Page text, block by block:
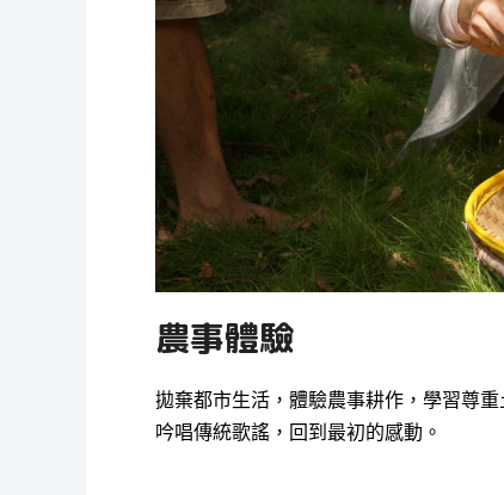
農事體驗
拋棄都市生活，體驗農事耕作，學習尊
吟唱傳統歌謠，回到最初的感動。